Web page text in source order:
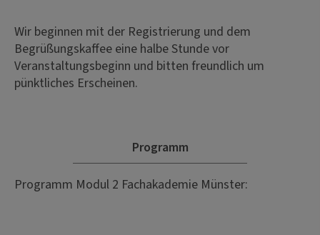
Wir beginnen mit der Registrierung und dem
Begrüßungskaffee eine halbe Stunde vor
Veranstaltungsbeginn und bitten freundlich um
pünktliches Erscheinen.
Programm
Programm Modul 2 Fachakademie Münster: